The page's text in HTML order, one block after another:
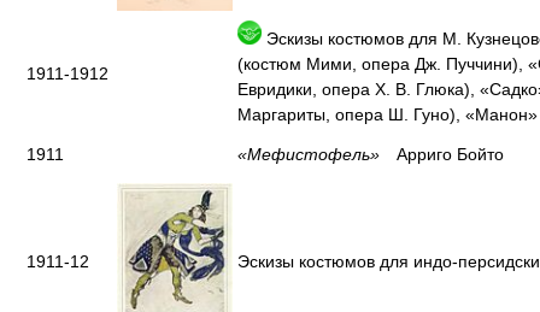
1911-1912
Эскизы костюмов для М.
(костюм Мими, опера Дж. Пуччини),
Евридики, опера Х. В. Глюка),
Маргариты, опера Ш. Гуно),
1911 «Мефистофель» Арриго Бойто
1911-12 Эскизы костюмов для индо-